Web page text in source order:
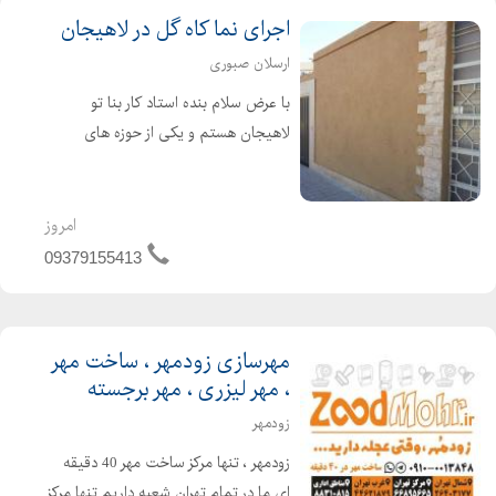
اجرای نما کاه گل در لاهیجان
ارسلان صبوری
با عرض سلام بنده استاد کار بنا تو
لاهیجان هستم و یکی از حوزه های
اگه مورد پسند بود در خدمتم. محدوده
کاری هم لاهیجان و اطراف لا...
امروز
09379155413
مهرسازی زودمهر ، ساخت مهر
، مهر لیزری ، مهر برجسته
زودمهر
زودمهر ، تنها مرکز ساخت مهر 40 دقیقه